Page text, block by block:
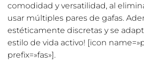
comodidad y versatilidad, al
usar múltiples pares de gafas.
estéticamente discretas y se
estilo de vida activo! [icon
prefix=»fas»].